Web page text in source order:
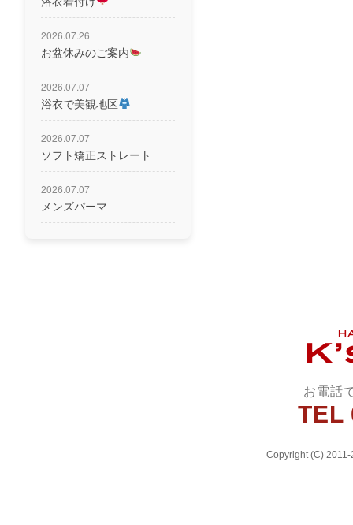
2026.07.26
お盆休みのご案内
2026.07.07
浴衣で美観地区
2026.07.07
ソフト矯正ストレート
2026.07.07
メンズパーマ
お電話
TEL
Copyright (C)